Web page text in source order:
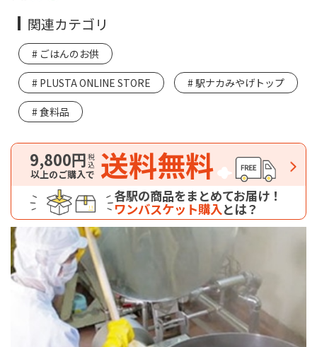
関連カテゴリ
ごはんのお供
PLUSTA ONLINE STORE 駅ナカみやげトップ
食料品
9,800円税込
以上のご購入で 送料無料
各駅の商品をまとめてお届け！
ワンバスケット購入とは？